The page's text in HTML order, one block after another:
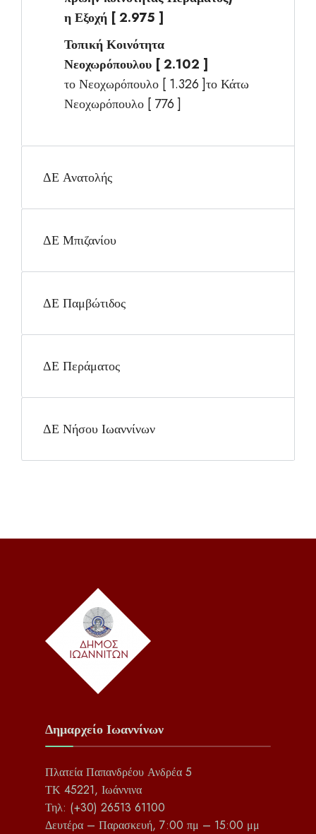
η Εξοχή [ 2.975 ]
Τοπική Κοινότητα
Νεοχωρόπουλου [ 2.102 ]
το Νεοχωρόπουλο [ 1.326 ]το Κάτω
Νεοχωρόπουλο [ 776 ]
ΔΕ Ανατολής
ΔΕ Μπιζανίου
ΔΕ Παμβώτιδος
ΔΕ Περάματος
ΔΕ Νήσου Ιωαννίνων
Δημαρχείο Ιωαννίνων
Πλατεία Παπανδρέου Ανδρέα 5
ΤΚ 45221, Ιωάννινα
Τηλ: (+30) 26513 61100
Δευτέρα – Παρασκευή, 7:00 πμ – 15:00 μμ